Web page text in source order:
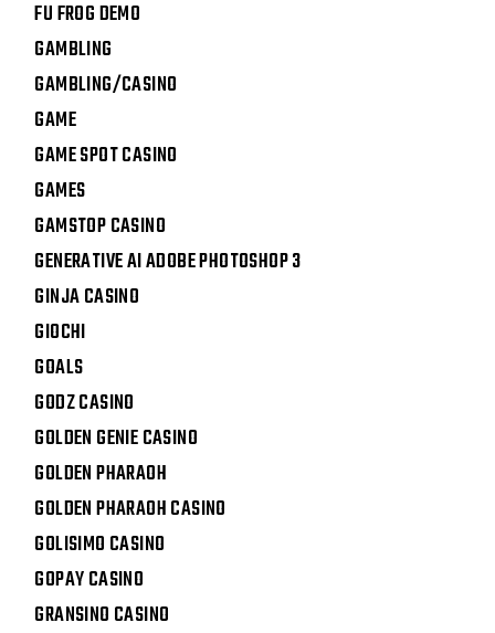
FU FROG DEMO
GAMBLING
GAMBLING/CASINO
GAME
GAME SPOT CASINO
GAMES
GAMSTOP CASINO
GENERATIVE AI ADOBE PHOTOSHOP 3
GINJA CASINO
GIOCHI
GOALS
GODZ CASINO
GOLDEN GENIE CASINO
GOLDEN PHARAOH
GOLDEN PHARAOH CASINO
GOLISIMO CASINO
GOPAY CASINO
GRANSINO CASINO